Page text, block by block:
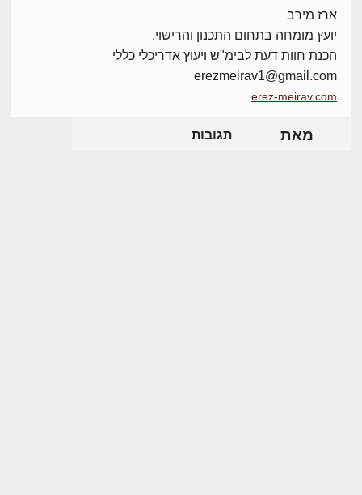
ארז מירב
יועץ מומחה בתחום התכנון והרישוי,
הכנת חוות דעת לבימ"ש ויעוץ אדריכלי כללי
erezmeirav1@gmail.com
erez-meirav.com
מאת תגובות